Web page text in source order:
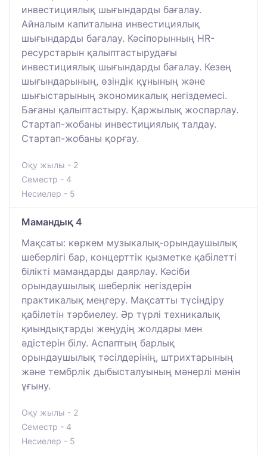
инвестициялық шығындарды бағалау.
Айналым капиталына инвестициялық
шығындарды бағалау. Кәсіпорынның HR-
ресурстарын қалыптастырудағы
инвестициялық шығындарды бағалау. Кезең
шығындарының, өзіндік құнының және
шығыстарының экономикалық негіздемесі.
Бағаны қалыптастыру. Қаржылық жоспарлау.
Стартап-жобаны инвестициялық талдау.
Стартап-жобаны қорғау.
Оқу жылы - 2
Семестр - 4
Несиелер - 5
Мамандық 4
Мақсаты: көркем музыкалық-орындаушылық
шеберлігі бар, концерттік қызметке қабілетті
білікті мамандарды даярлау. Кәсіби
орындаушылық шеберлік негіздерін
практикалық меңгеру. Мақсатты түсіндіру
қабілетін тәрбиелеу. Әр түрлі техникалық
қиындықтарды жеңудің жолдары мен
әдістерін білу. Аспаптың барлық
орындаушылық тәсілдерінің, штрихтарының
және тембрлік дыбысталуының мәнерлі мәнін
ұғыну.
Оқу жылы - 2
Семестр - 4
Несиелер - 5